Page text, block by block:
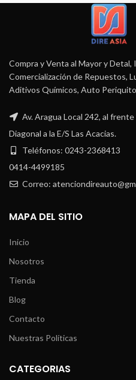
Compra y Venta al Mayor y
Comercialización de Repuestos,
Aditivos Químicos, Auto
Av. Aragua Local 242, al
Diagonal a la E/S Las Acacias.
Teléfonos: 0243-2368413
0414-4499185
Correo:
MAPA DEL SITIO
Inicio
Nosotros
Tienda
Blog
Contacto
Nuestras Políticas
CATEGORIAS